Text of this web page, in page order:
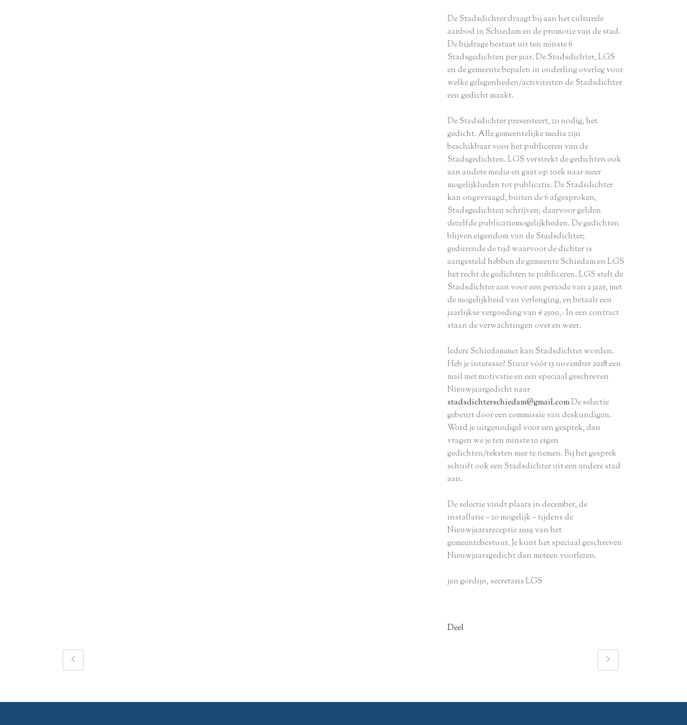
De Stadsdichter draagt bij aan het culturele
aanbod in Schiedam en de promotie van de stad.
De bijdrage bestaat uit ten minste 6
Stadsgedichten per jaar. De Stadsdichter, LGS
en de gemeente bepalen in onderling overleg voor
welke gelegenheden/activiteiten de Stadsdichter
een gedicht maakt.
De Stadsdichter presenteert, zo nodig, het
gedicht. Alle gemeentelijke media zijn
beschikbaar voor het publiceren van de
Stadsgedichten. LGS verstrekt de gedichten ook
aan andere media en gaat op zoek naar meer
mogelijkheden tot publicatie. De Stadsdichter
kan ongevraagd, buiten de 6 afgesproken,
Stadsgedichten schrijven; daarvoor gelden
dezelfde publicatiemogelijkheden. De gedichten
blijven eigendom van de Stadsdichter;
gedurende de tijd waarvoor de dichter is
aangesteld hebben de gemeente Schiedam en LGS
het recht de gedichten te publiceren. LGS stelt de
Stadsdichter aan voor een periode van 2 jaar, met
de mogelijkheid van verlenging, en betaalt een
jaarlijkse vergoeding van €2500,- In een contract
staan de verwachtingen over en weer.
Iedere Schiedammer kan Stadsdichter worden.
Heb je interesse? Stuur vóór 15 november 2018 een
mail met motivatie en een speciaal geschreven
Nieuwjaargedicht naar
stadsdichterschiedam@gmail.comDe selectie
gebeurt door een commissie van deskundigen.
Word je uitgenodigd voor een gesprek, dan
vragen we je ten minste 10 eigen
gedichten/teksten mee te nemen. Bij het gesprek
schuift ook een Stadsdichter uit een andere stad
aan.
De selectie vindt plaats in december, de
installatie – zo mogelijk – tijdens de
Nieuwjaarsreceptie 2019 van het
gemeentebestuur. Je kunt het speciaal geschreven
Nieuwjaarsgedicht dan meteen voorlezen.
jan gordijn, secretaris LGS
Deel